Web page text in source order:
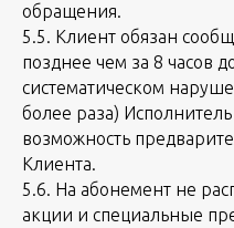
обращения.
5.5. Клиент обязан
позднее чем за 8 часов
систематическом
более раза)
возможность
Клиента.
5.6. На абонемент не
акции и специальные